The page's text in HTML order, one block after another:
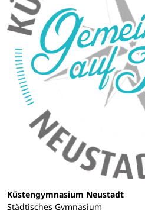
Küstengymnasium Neustadt
Städtisches Gymnasium